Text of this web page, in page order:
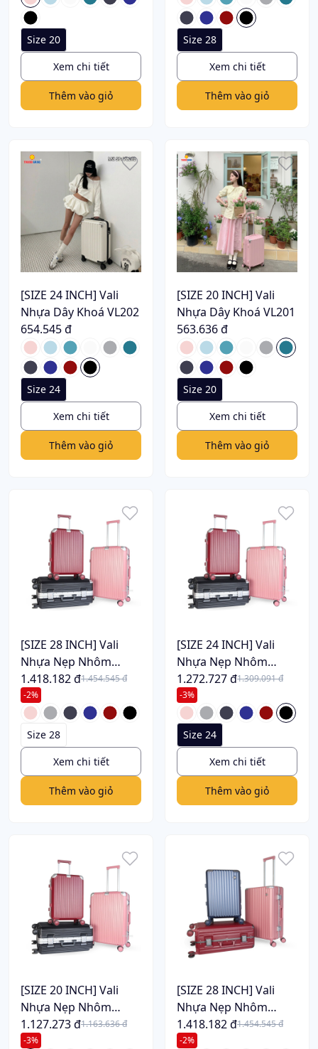
Size 20
Xem chi tiết
Thêm vào giỏ
Size 28
Xem chi tiết
Thêm vào giỏ
[SIZE 24 INCH] Vali
Nhựa Dây Khoá VL202
654.545 đ
Size 24
Xem chi tiết
Thêm vào giỏ
[SIZE 20 INCH] Vali
Nhựa Dây Khoá VL201
563.636 đ
Size 20
Xem chi tiết
Thêm vào giỏ
[SIZE 28 INCH] Vali
Nhựa Nẹp Nhôm
Khoá Sập VL117
1.418.182 đ1.454.545 đ
-2%
Size 28
Xem chi tiết
Thêm vào giỏ
[SIZE 24 INCH] Vali
Nhựa Nẹp Nhôm
Khoá Sập VL115
1.272.727 đ1.309.091 đ
-3%
Size 24
Xem chi tiết
Thêm vào giỏ
[SIZE 20 INCH] Vali
Nhựa Nẹp Nhôm
Khoá Sập VL113
1.127.273 đ1.163.636 đ
-3%
[SIZE 28 INCH] Vali
Nhựa Nẹp Nhôm
Khoá Sập VL217
1.418.182 đ1.454.545 đ
-2%